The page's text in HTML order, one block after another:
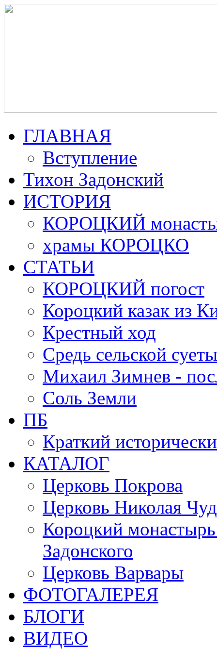
ГЛАВНАЯ
Вступление
Тихон Задонский
ИСТОРИЯ
КОРОЦКИЙ
храмы КОРОЦКО
СТАТЬИ
КОРОЦКИЙ погост
Короцкий казак из
Крестный ход
Средь сельской суеты
Михаил Зимнев -
Соль Земли
ПБ
Краткий
КАТАЛОГ
Церковь Покрова
Церковь Николая
Короцкий
Задонского
Церковь Варвары
ФОТОГАЛЕРЕЯ
БЛОГИ
ВИДЕО